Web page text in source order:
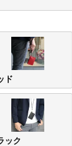
ド
ック